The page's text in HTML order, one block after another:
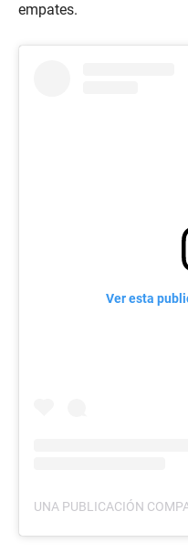
empates.
Ver esta